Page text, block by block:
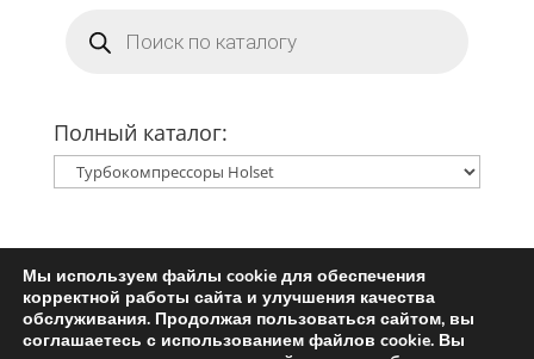
товаров
Полный каталог:
Главная
Ремкомплект турбины
Запчасти для турбин
Пользовательское соглашение
Мы используем файлы cookie для обеспечения
корректной работы сайта и улучшения качества
обслуживания. Продолжая пользоваться сайтом, вы
соглашаетесь с использованием файлов cookie. Вы